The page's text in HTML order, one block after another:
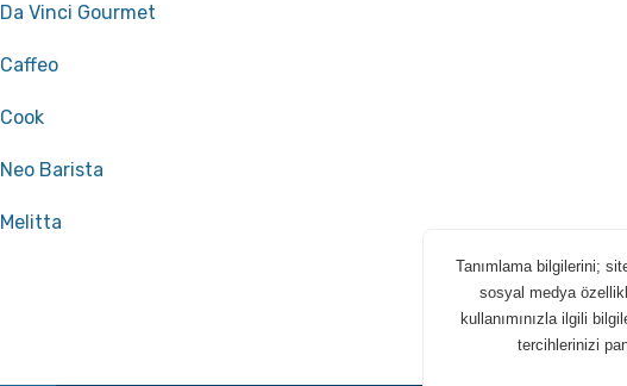
Da Vinci Gourmet
Caffeo
Cook
Neo Barista
Melitta